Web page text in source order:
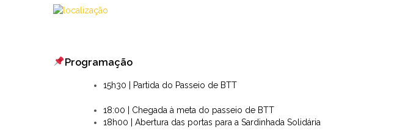
Programação
15h30 | Partida do Passeio de BTT
18:00 | Chegada à meta do passeio de BTT
18h00 | Abertura das portas para a Sardinhada Solidária